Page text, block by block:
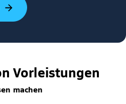
oder
absolviert oder den
deine Meisterprüfung
Vorleistungen
machen